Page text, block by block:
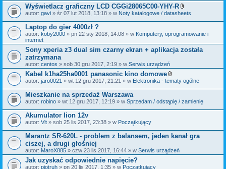
i
Wyświetlacz graficzny LCD CGGi28065C00-YHY-R
Z
ł
c
n
i
autor: gavi » śr 07 lut 2018, 13:18 » w Noty katalogowe / datasheets
Laptop do gier 4000zł ?
autor: koby2000 » pn 22 sty 2018, 14:08 » w Komputery, oprogramowanie i
internet
Sony xperia z3 dual sim czarny ekran + aplikacja została
zatrzymana
autor: centos » sob 30 gru 2017, 2:19 » w Serwis urządzeń
Kabel k1ha25ha0001 panasonic kino domowe
Z
ł
c
z
i
autor: jaro0021 » wt 12 gru 2017, 21:21 » w Elektronika - tematy ogólne
Mieszkanie na sprzedaż Warszawa
autor: robino » wt 12 gru 2017, 12:19 » w Sprzedam / odstąpię / zamienię
Akumulator lion 12v
autor: Vlt » sob 25 lis 2017, 23:38 » w Początkujący
Marantz SR-620L - problem z balansem, jeden kanał gra
ciszej, a drugi głośniej
autor: MaroX885 » czw 23 lis 2017, 16:44 » w Serwis urządzeń
Jak uzyskać odpowiednie napięcie?
autor: piotruh » pn 20 lis 2017, 1:35 » w Początkujący